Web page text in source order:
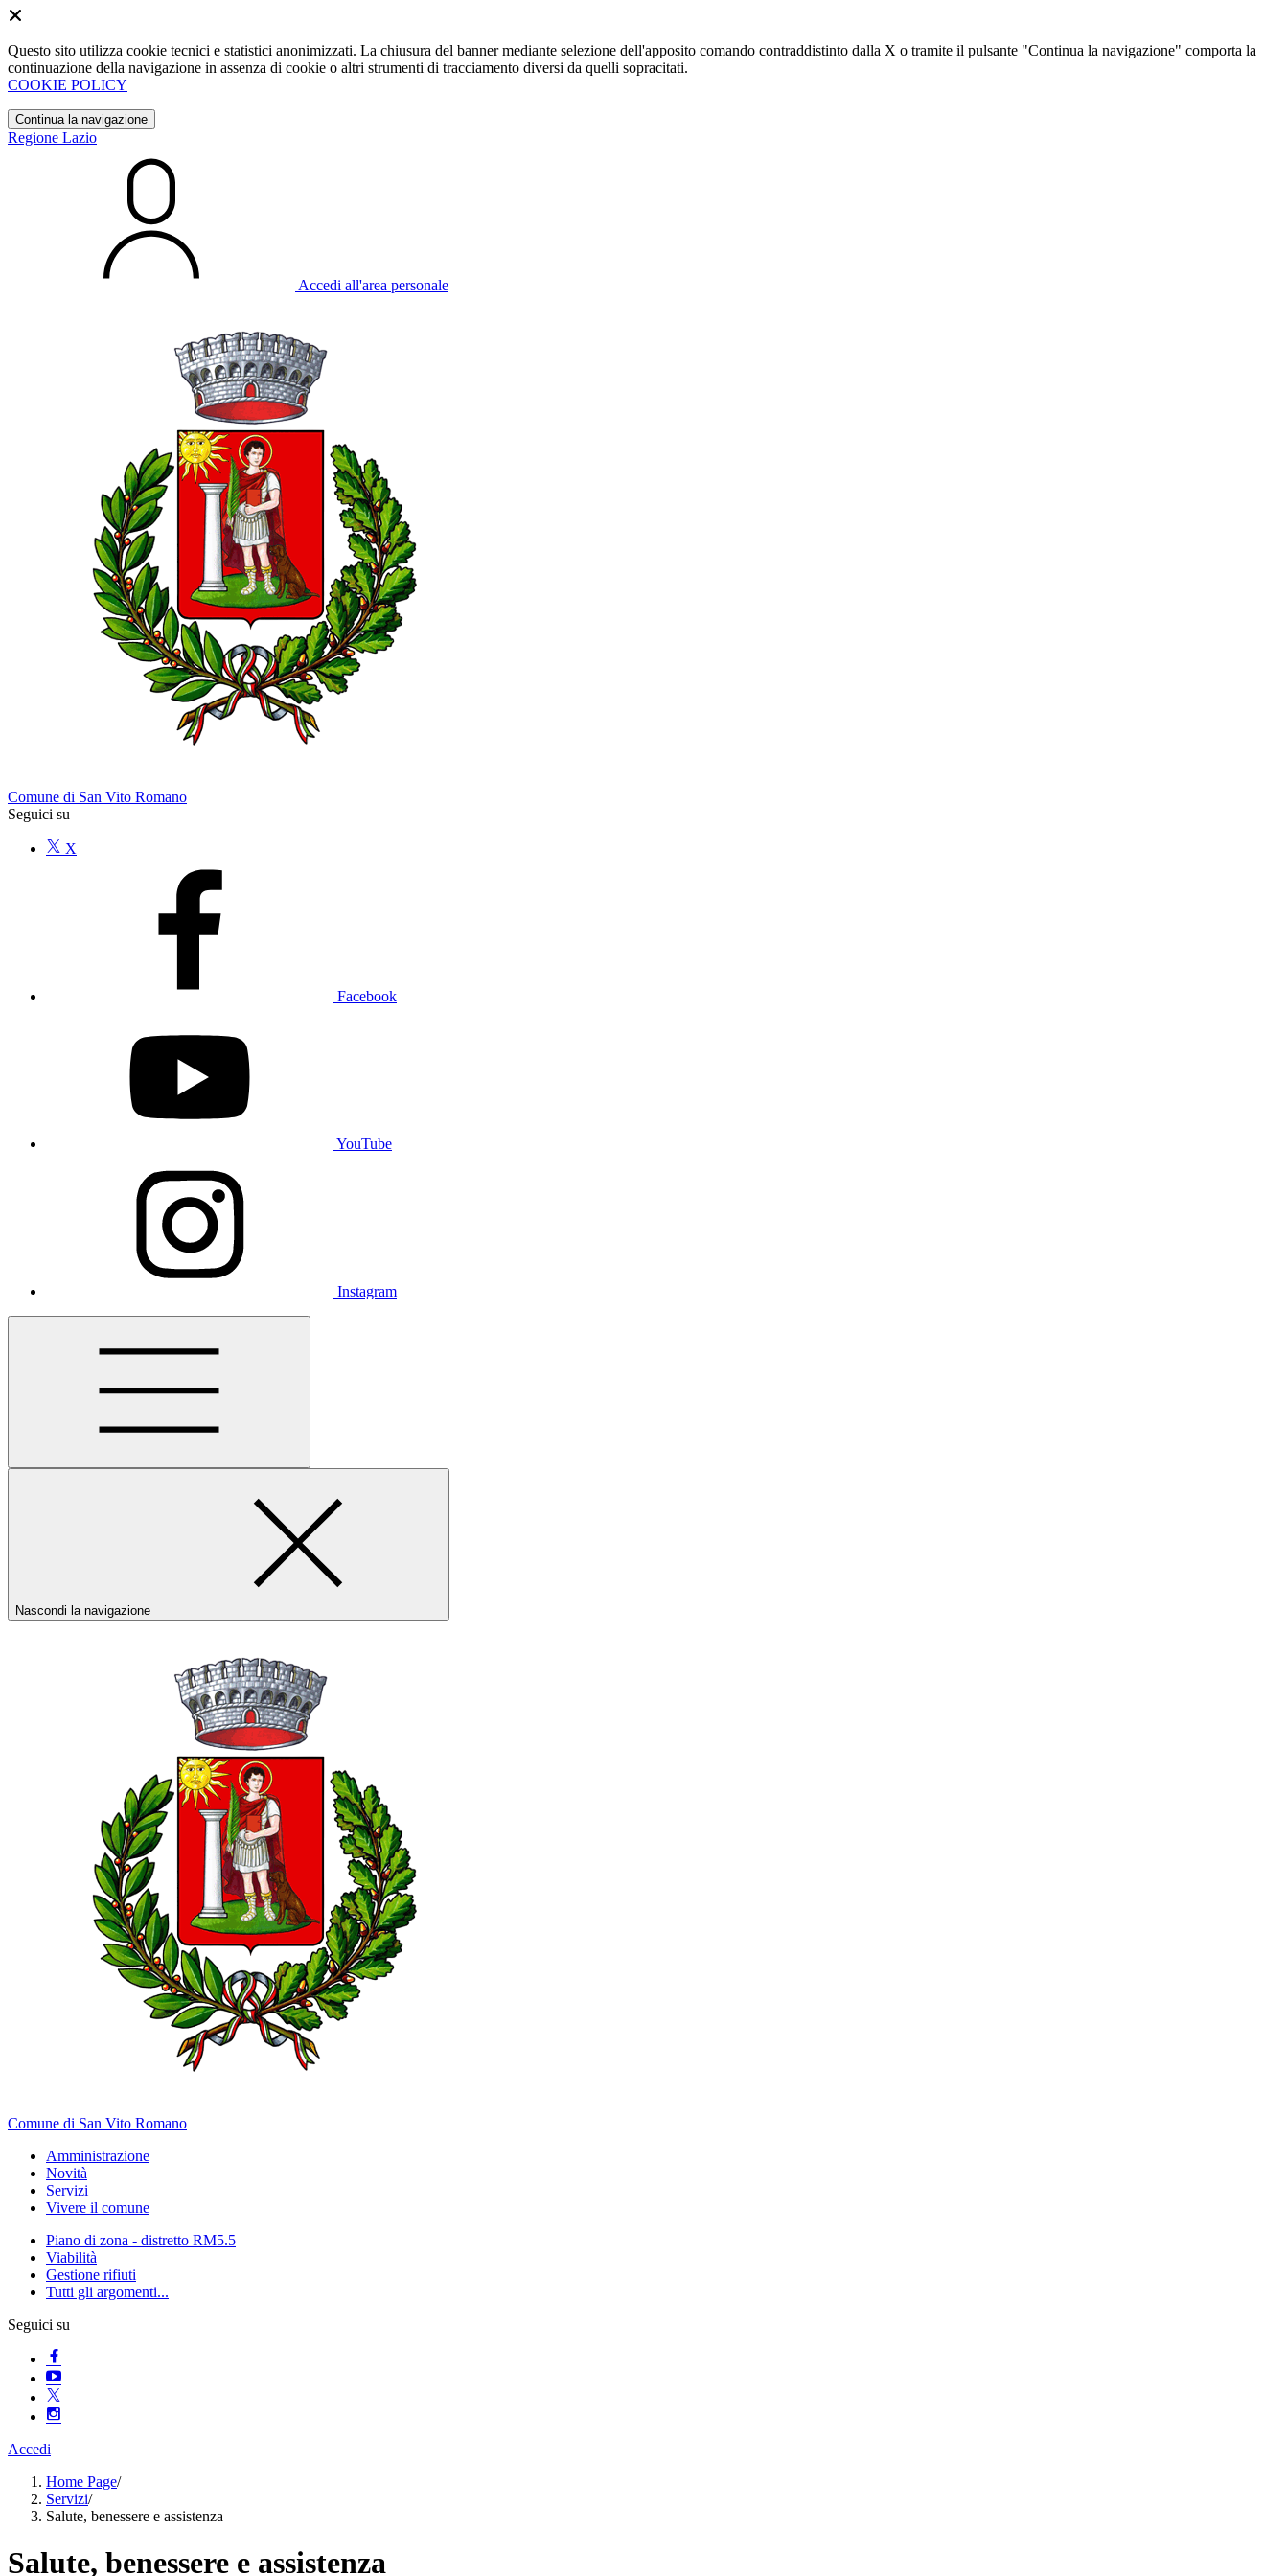
Questo sito utilizza cookie tecnici e statistici anonimizzati. La chiusura del banner mediante selezione dell'apposito comando contraddistinto dalla X o tramite il pulsante "Continua la navigazione" comporta la
continuazione della navigazione in assenza di cookie o altri strumenti di tracciamento diversi da quelli sopracitati.
COOKIE POLICY
Continua la navigazione
Regione Lazio
Accedi all'area personale
Comune di San Vito Romano
Seguici su
X
Facebook
YouTube
Instagram
Nascondi la navigazione
Comune di San Vito Romano
Amministrazione
Novità
Servizi
Vivere il comune
Piano di zona - distretto RM5.5
Viabilità
Gestione rifiuti
Tutti gli argomenti...
Seguici su
Accedi
Home Page/
Servizi/
Salute, benessere e assistenza
Salute, benessere e assistenza